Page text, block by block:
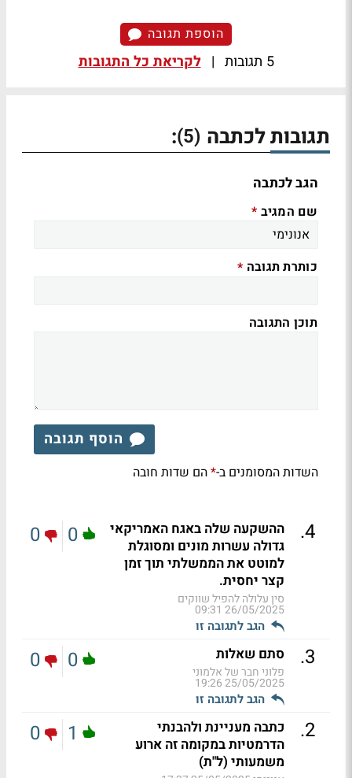
הוספת תגובה
5 תגובות | לקריאת כל התגובות
תגובות לכתבה (5)
:
הגב לכתבה
שם המגיב *
כותרת תגובה *
תוכן התגובה
הוסף תגובה
השדות המסומנים ב-*הם שדות חובה
4
.
ההשקעה שלה באגח האמריקאי
גדולה עשרות מונים ומסוגלת
למוטט את הממשלתי תוך זמן
קצר יחסית.
סין עלולה להפיל שווקים
26/05/2025 09:31
הגב לתגובה זו
0
0
3
. סתם שאלות
פלוני חבר של אלמוני
25/05/2025 19:26
הגב לתגובה זו
0
0
2
.
כתבה מעניינת ולהבנתי
הדרמטיות במקומה זה ארוע
משמעותי (ל"ת)
1
0